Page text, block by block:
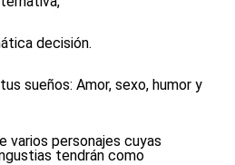
decisión.
sueños: Amor, sexo, humor y
varios personajes cuyas
tendrán como